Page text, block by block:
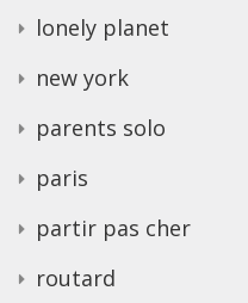
lonely planet
new york
parents solo
paris
partir pas cher
routard